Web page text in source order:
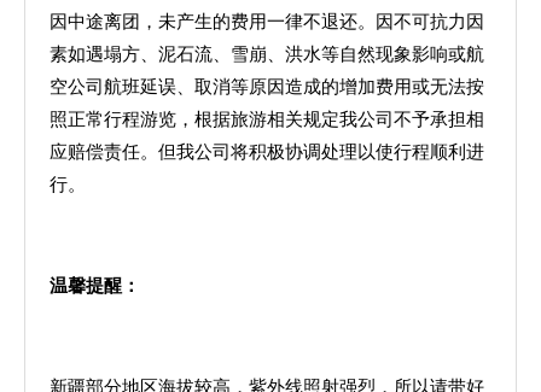
因中途离团，未产生的费用一律不退还。因不可抗力因
素如遇塌方、泥石流、雪崩、洪水等自然现象影响或航
空公司航班延误、取消等原因造成的增加费用或无法按
照正常行程游览，根据旅游相关规定我公司不予承担相
应赔偿责任。但我公司将积极协调处理以使行程顺利进
行。
温馨提醒：
新疆部分地区海拔较高，紫外线照射强烈，所以请带好